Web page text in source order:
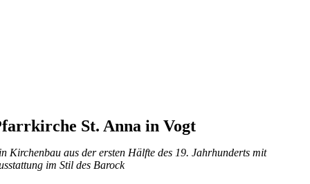
St. Anna in Vogt
Kirchenbau aus der ersten Hälfte des 19. Jahrhunderts mit
im Stil des Barock